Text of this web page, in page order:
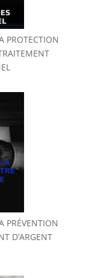
PROTECTION
PRÉVENTION
D’ARGENT